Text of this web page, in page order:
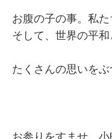
お腹の子の事。私た
そして、世界の平和
たくさんの思いをぶ
お参りをすませ、